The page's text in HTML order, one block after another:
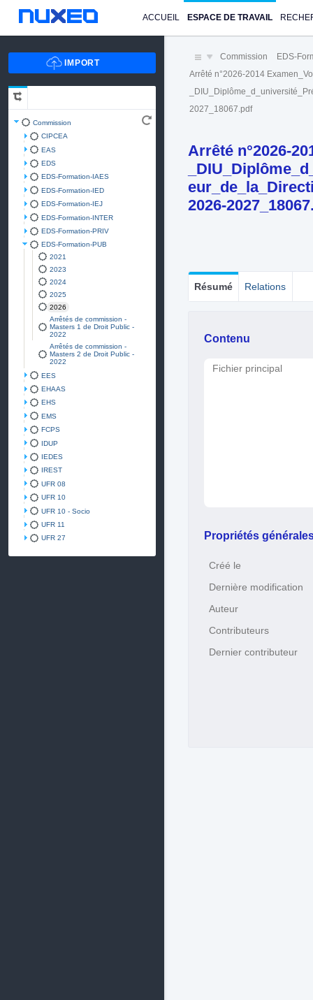
ACCUEIL ESPACE DE TRAVAIL
Commission
CIPCEA
EAS
EDS
EDS-Formation-IAES
EDS-Formation-IED
EDS-Formation-IEJ
EDS-Formation-INTER
EDS-Formation-PRIV
EDS-Formation-PUB
2021
2023
2024
2025
2026
Arrêtés de commission -
Masters 1 de Droit Public -
2022
Arrêtés de commission -
Masters 2 de Droit Public -
2022
EES
EHAAS
EHS
EMS
FCPS
IDUP
IEDES
IREST
UFR 08
UFR 10
UFR 10 - Socio
UFR 11
UFR 27
Commission EDS-
Arrêté n°2026-2014
2027_18067.pdf
Arrêté n°2026-
2026-
Résumé Relations
Contenu
Fichier principal
Propriétés
Créé le
Dernière modification
Auteur
Contributeurs
Dernier contributeur